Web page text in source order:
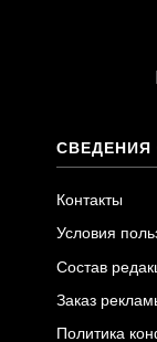
СВЕДЕНИЯ
Контакты
Условия
Состав
Заказ
Политика